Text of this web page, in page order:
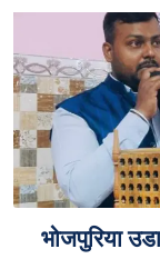
भोजपुरिया